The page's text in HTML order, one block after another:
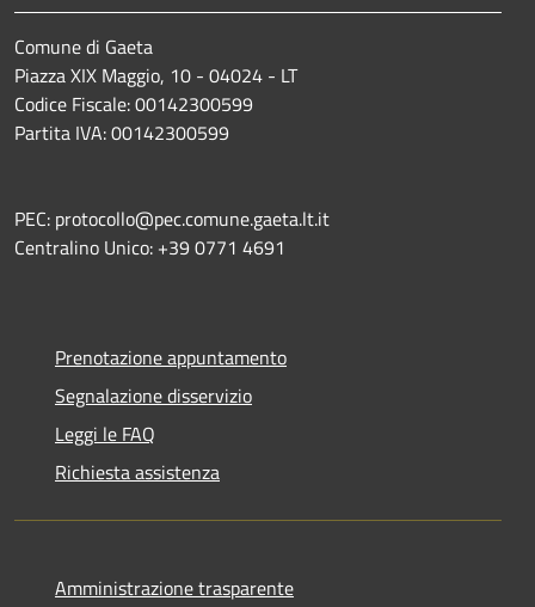
Comune di Gaeta
Piazza XIX Maggio, 10 - 04024 - LT
Codice Fiscale: 00142300599
Partita IVA: 00142300599
PEC: protocollo@pec.comune.gaeta.lt.it
Centralino Unico: +39 0771 4691
Prenotazione appuntamento
Segnalazione disservizio
Leggi le FAQ
Richiesta assistenza
Amministrazione trasparente